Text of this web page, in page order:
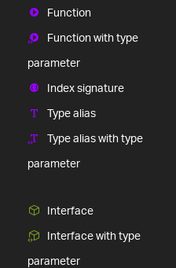
Function
Function with type
parameter
Index signature
Type alias
Type alias with type
parameter
Interface
Interface with type
parameter